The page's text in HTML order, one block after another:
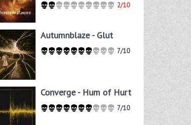
2/10
Autumnblaze - Glut
7/10
Converge - Hum of Hurt
7/10